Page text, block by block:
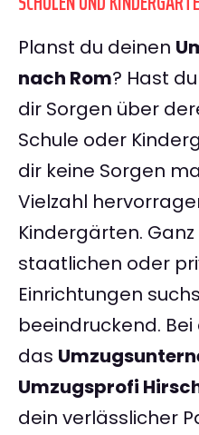
Planst du deinen
nach Rom? Hast
dir Sorgen über
Schule oder
dir keine Sorgen
Vielzahl
Kindergärten.
staatlichen oder
Einrichtungen
beeindruckend.
das
Umzugsprofi
dein verlässlicher